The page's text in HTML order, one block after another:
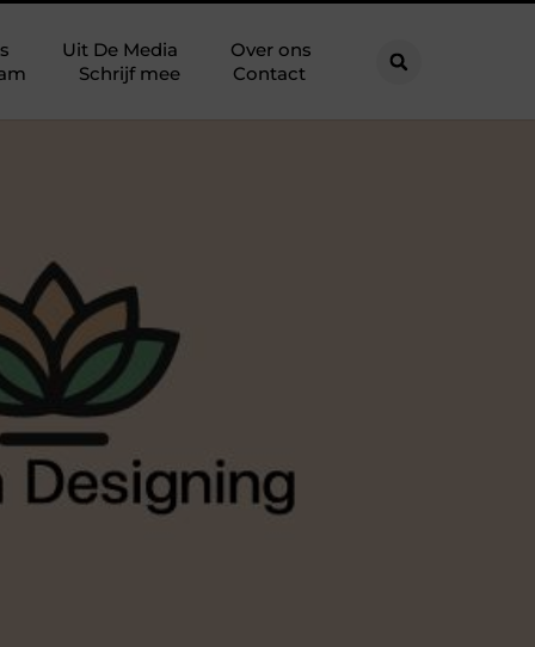
Uit De Media
Over ons
Schrijf mee Contact